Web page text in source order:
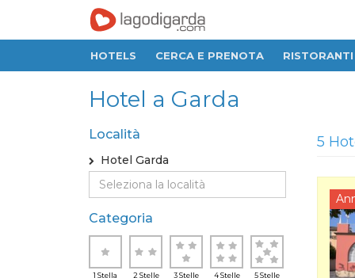
HOTELS CERCA E PRENOTA RISTORANTI
Hotel a Garda
Località
Hotel Garda
Categoria
1 Stella 2 Stelle 3 Stelle 4 Stelle 5 Stelle
5